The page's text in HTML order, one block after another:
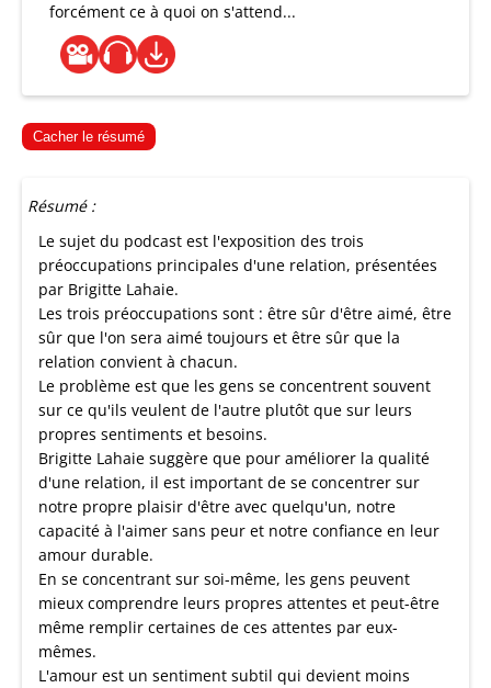
forcément ce à quoi on s'attend...
Cacher le résumé
Résumé :
Le sujet du podcast est l'exposition des trois
préoccupations principales d'une relation, présentées
par Brigitte Lahaie.
Les trois préoccupations sont : être sûr d'être aimé, être
sûr que l'on sera aimé toujours et être sûr que la
relation convient à chacun.
Le problème est que les gens se concentrent souvent
sur ce qu'ils veulent de l'autre plutôt que sur leurs
propres sentiments et besoins.
Brigitte Lahaie suggère que pour améliorer la qualité
d'une relation, il est important de se concentrer sur
notre propre plaisir d'être avec quelqu'un, notre
capacité à l'aimer sans peur et notre confiance en leur
amour durable.
En se concentrant sur soi-même, les gens peuvent
mieux comprendre leurs propres attentes et peut-être
même remplir certaines de ces attentes par eux-
mêmes.
L'amour est un sentiment subtil qui devient moins